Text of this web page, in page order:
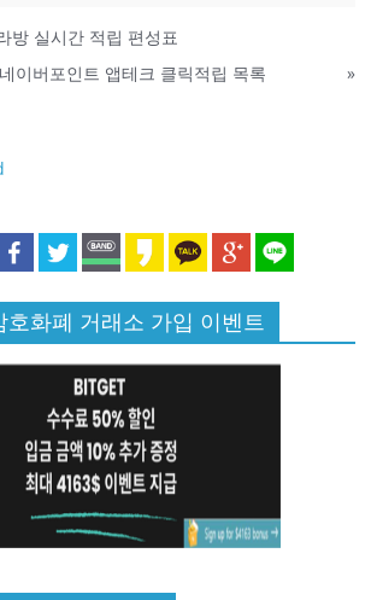
방 실시간 적립 편성표
이버포인트 앱테크 클릭적립 목록
»
화폐 거래소 가입 이벤트